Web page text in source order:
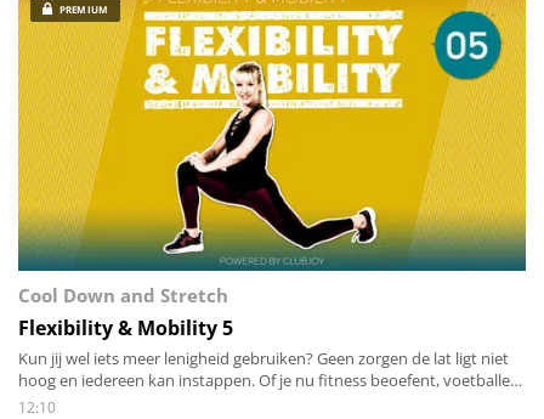
PREMIUM
Cool Down and Stretch
Flexibility & Mobility 5
Kun jij wel iets meer lenigheid gebruiken? Geen zorgen de lat ligt niet
hoog en iedereen kan instappen. Of je nu fitness beoefent, voetballer
of danser bent, een beetje leniger worden in twaalf minuten is voor
12:10